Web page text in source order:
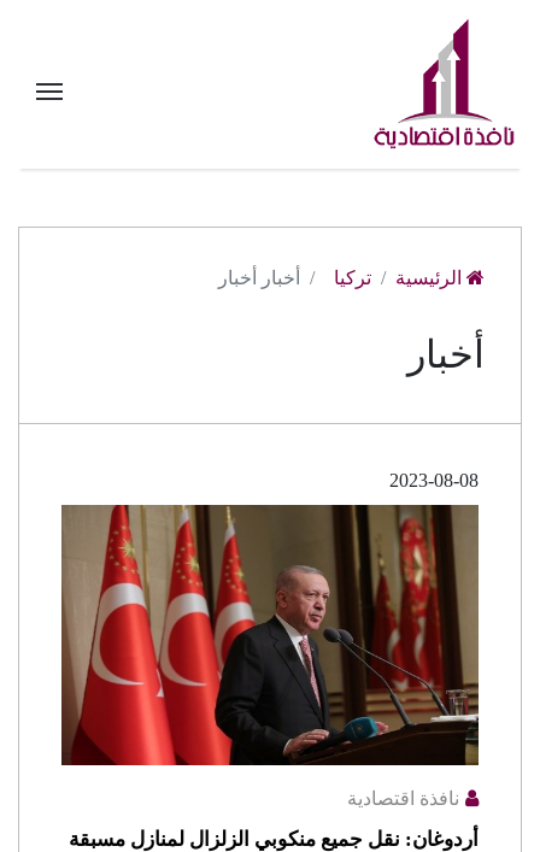
تركيا أخبار أخبار
أخبار
2023-08-08
نافذة اقتصادية
أردوغان: نقل جميع منكوبي الزلزال لمنازل مسبقة